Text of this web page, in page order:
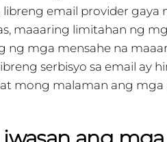
libreng email provider
maaaring limitahan ng
ng mga mensahe na
serbisyo sa email ay
mong malaman ang mga